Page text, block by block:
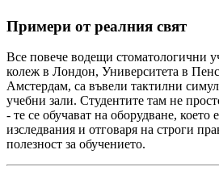
Примери от реалния свят
Все повече водещи стоматологични
колеж в Лондон, Университета в
Амстердам, са въвели тактилни
учебни зали. Студентите там не
- те се обучават на оборудване, което
изследвания и отговаря на строги
полезност за обучението.